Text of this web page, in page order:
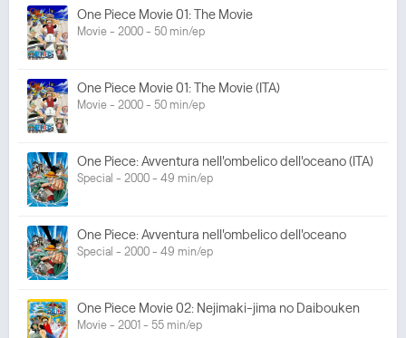
One Piece Movie 01: The Movie
Movie - 2000 - 50 min/ep
One Piece Movie 01: The Movie (ITA)
Movie - 2000 - 50 min/ep
One Piece: Avventura nell'ombelico dell'oceano (ITA)
Special - 2000 - 49 min/ep
One Piece: Avventura nell'ombelico dell'oceano
Special - 2000 - 49 min/ep
One Piece Movie 02: Nejimaki-jima no Daibouken
Movie - 2001 - 55 min/ep